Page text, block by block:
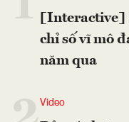
[Interactive]
chỉ số vĩ mô
năm qua
Video